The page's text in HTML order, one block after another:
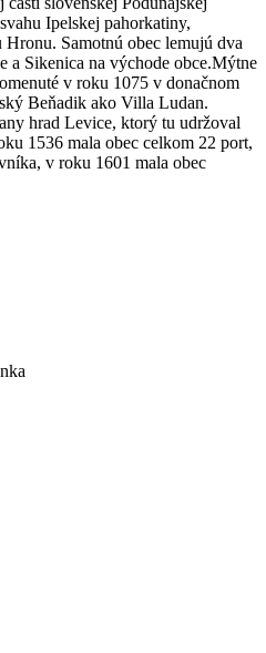
Ipelskej pahorkatiny,
Samotnú obec lemujú dva
a Sikenica na východe obce.Mýtne
v roku 1075 v donačnom
Beňadik ako Villa Ludan.
hrad Levice, ktorý tu udržoval
1536 mala obec celkom 22 port,
v roku 1601 mala obec